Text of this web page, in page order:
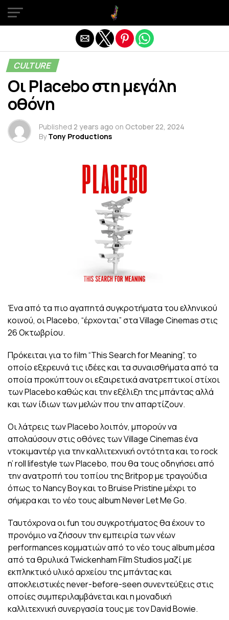
CULTURE
Οι Placebo στη μεγάλη
οθόνη
Published 2 years ago on October 22, 2024
By Tony Productions
Ένα από τα πιο αγαπητά συγκροτήματα του ελληνικού
κοινού, οι Placebo, “έρχονται” στα Village Cinemas στις
26 Οκτωβρίου.
Πρόκειται για το film “This Search for Meaning”, το
οποίο εξερευνά τις ιδέες και τα συναισθήματα από τα
οποία προκύπτουν οι εξαιρετικά ανατρεπτικοί στίχοι
των Placebo καθώς και την εξέλιξη της μπάντας αλλά
και των ίδιων των μελών που την απαρτίζουν.
Οι λάτρεις των Placebo λοιπόν, μπορούν να
απολαύσουν στις οθόνες των Village Cinemas ένα
ντοκιμαντέρ για την καλλιτεχνική οντότητα και το rock
n’ roll lifestyle των Placebo, που θα τους οδηγήσει από
την ανατροπή του τοπίου της Britpop με τραγούδια
όπως το Nancy Boy και το Bruise Pristine μέχρι το
σήμερα και το νέο τους album Never Let Me Go.
Ταυτόχρονα οι fun του συγκροτήματος θα έχουν το
προνόμιο να ζήσουν την εμπειρία των νέων
performances κομματιών από το νέο τους album μέσα
από τα θρυλικά Twickenham Film Studios μαζί με
εκπληκτικό υλικό αρχείου της μπάντας και
αποκλειστικές never-before-seen συνεντεύξεις στις
οποίες συμπεριλαμβάνεται και η μοναδική
καλλιτεχνική συνεργασία τους με τον David Bowie.
Exit mobile version